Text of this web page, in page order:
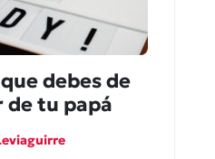
debes de
de tu papá